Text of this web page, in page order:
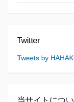
Twitter
Tweets by
当サイトにつ